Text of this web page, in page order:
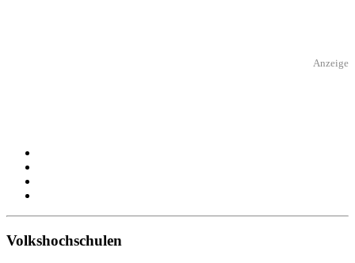
Anzeige
Volkshochschulen